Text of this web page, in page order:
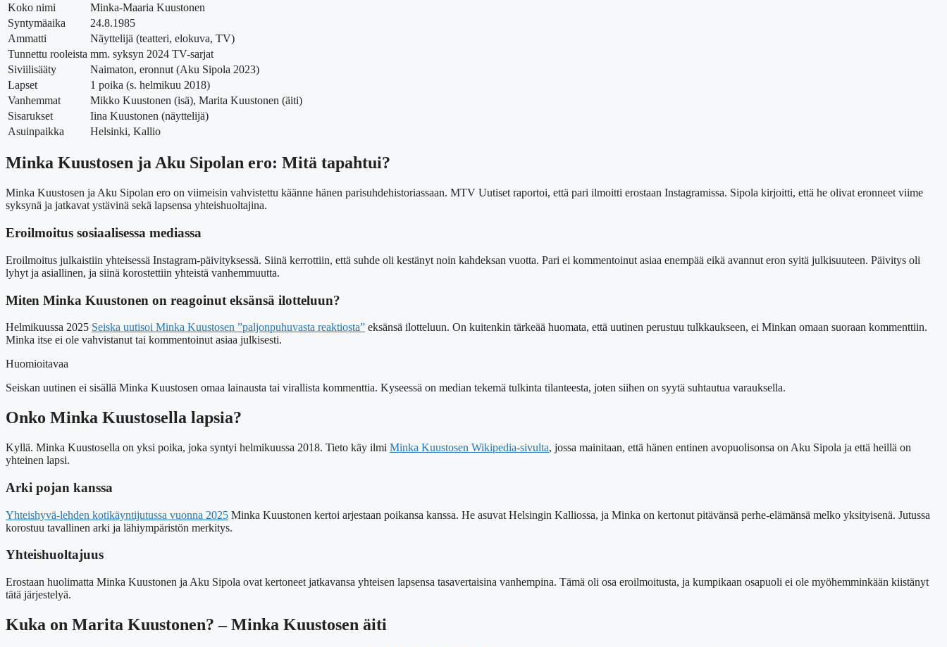
Koko nimi
Minka-Maaria Kuustonen
Syntymäaika
24.8.1985
Ammatti
Näyttelijä (teatteri, elokuva, TV)
Tunnettu rooleista mm. syksyn 2024 TV-sarjat
Siviilisääty
Naimaton, eronnut (Aku Sipola 2023)
Lapset
1 poika (s. helmikuu 2018)
Vanhemmat
Mikko Kuustonen (isä), Marita Kuustonen (äiti)
Sisarukset
Iina Kuustonen (näyttelijä)
Asuinpaikka
Helsinki, Kallio
Minka Kuustosen ja Aku Sipolan ero: Mitä tapahtui?
Minka Kuustosen ja Aku Sipolan ero on viimeisin vahvistettu käänne hänen parisuhdehistoriassaan. MTV Uutiset raportoi, että pari ilmoitti erostaan Instagramissa. Sipola kirjoitti, että he olivat eronneet viime
syksynä ja jatkavat ystävinä sekä lapsensa yhteishuoltajina.
Eroilmoitus sosiaalisessa mediassa
Eroilmoitus julkaistiin yhteisessä Instagram-päivityksessä. Siinä kerrottiin, että suhde oli kestänyt noin kahdeksan vuotta. Pari ei kommentoinut asiaa enempää eikä avannut eron syitä julkisuuteen. Päivitys oli
lyhyt ja asiallinen, ja siinä korostettiin yhteistä vanhemmuutta.
Miten Minka Kuustonen on reagoinut eksänsä ilotteluun?
Helmikuussa 2025 Seiska uutisoi Minka Kuustosen ”paljonpuhuvasta reaktiosta” eksänsä ilotteluun. On kuitenkin tärkeää huomata, että uutinen perustuu tulkkaukseen, ei Minkan omaan suoraan kommenttiin.
Minka itse ei ole vahvistanut tai kommentoinut asiaa julkisesti.
Huomioitavaa
Seiskan uutinen ei sisällä Minka Kuustosen omaa lainausta tai virallista kommenttia. Kyseessä on median tekemä tulkinta tilanteesta, joten siihen on syytä suhtautua varauksella.
Onko Minka Kuustosella lapsia?
Kyllä. Minka Kuustosella on yksi poika, joka syntyi helmikuussa 2018. Tieto käy ilmi Minka Kuustosen Wikipedia-sivulta, jossa mainitaan, että hänen entinen avopuolisonsa on Aku Sipola ja että heillä on
yhteinen lapsi.
Arki pojan kanssa
Yhteishyvä-lehden kotikäyntijutussa vuonna 2025 Minka Kuustonen kertoi arjestaan poikansa kanssa. He asuvat Helsingin Kalliossa, ja Minka on kertonut pitävänsä perhe-elämänsä melko yksityisenä. Jutussa
korostuu tavallinen arki ja lähiympäristön merkitys.
Yhteishuoltajuus
Erostaan huolimatta Minka Kuustonen ja Aku Sipola ovat kertoneet jatkavansa yhteisen lapsensa tasavertaisina vanhempina. Tämä oli osa eroilmoitusta, ja kumpikaan osapuoli ei ole myöhemminkään kiistänyt
tätä järjestelyä.
Kuka on Marita Kuustonen? – Minka Kuustosen äiti